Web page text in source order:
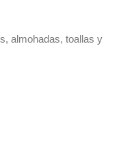
almohadas, toallas y